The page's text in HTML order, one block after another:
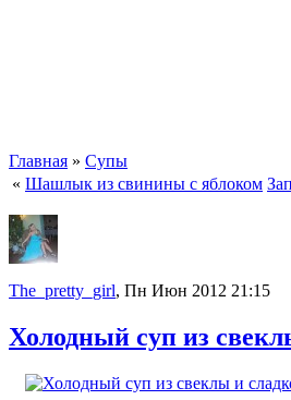
Главная » Супы
« Шашлык из свинины с яблоком
The_pretty_girl, Пн Июн 2012 21:15
Холодный суп из